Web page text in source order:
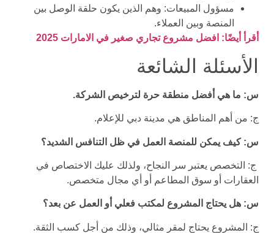
مسؤول المبيعات: وهم الذين يكون حلقة الوصل بين
المنصة وبين العملاء.
أقرأ أيضًا: افضل مشروع تجاري صغير في الامارات 2025
الأسئلة الشائعة
س: ما هي أفضل منطقة حرة لترخيص الشركة.
ج: من أهم المناطق هي مدينة دبي للإعلام.
س: كيف يمكن للمنصة العمل في ظل التنافس الشديد؟
ج: التخصص يعتبر سر النجاح، ولذلك عليك الاختصاص في
العقارات أو سوق المطاعم أو أي مجال متخصص.
س: هل يحتاج المشروع لمكتب فعلي أو العمل عن بعد؟
ج: المشروع يحتاج لمقر مثالي، وذلك من أجل كسب الثقة.